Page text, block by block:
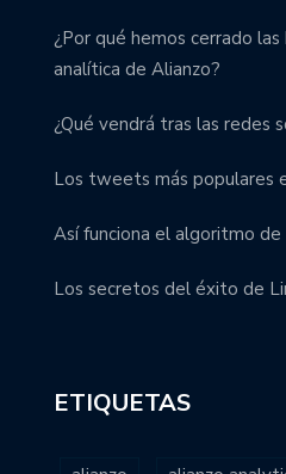
¿Por qué hemos cerrado
analítica de Alianzo?
¿Qué vendrá tras las redes
Los tweets más populares
Así funciona el algoritmo de
Los secretos del éxito de
ETIQUETAS